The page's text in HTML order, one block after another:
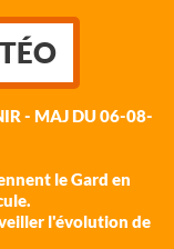
- MAJ DU 06-08-
le Gard en
l'évolution de